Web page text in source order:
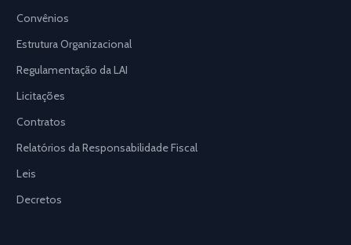
Convênios
Estrutura Organizacional
Regulamentação da LAI
Licitações
Contratos
Relatórios da Responsabilidade Fiscal
Leis
Decretos